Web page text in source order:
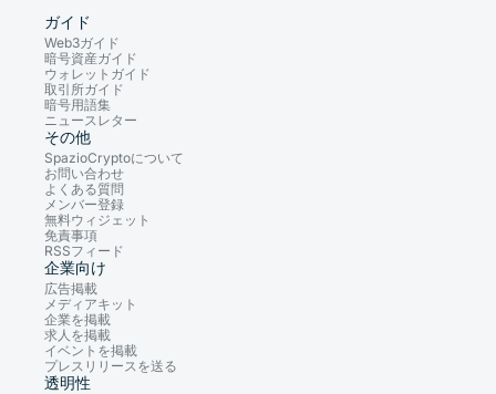
ガイド
Web3ガイド
暗号資産ガイド
ウォレットガイド
取引所ガイド
暗号用語集
ニュースレター
その他
SpazioCryptoについて
お問い合わせ
よくある質問
メンバー登録
無料ウィジェット
免責事項
RSSフィード
企業向け
広告掲載
メディアキット
企業を掲載
求人を掲載
イベントを掲載
プレスリリースを送る
透明性